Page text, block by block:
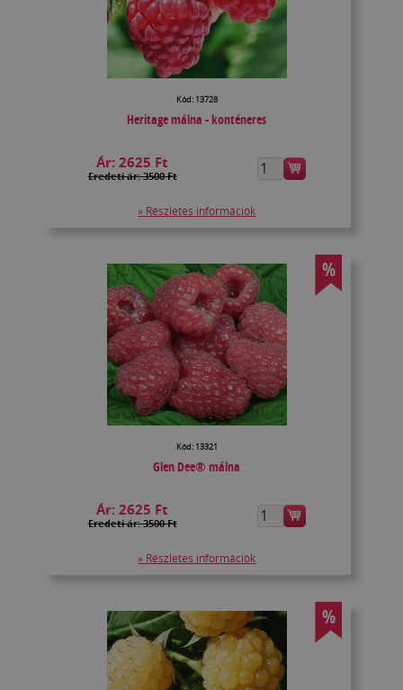
Kód: 13728
Heritage málna - konténeres
Ár:2625 Ft
Eredeti ár: 3500 Ft
» Részletes információk
%
Kód: 13321
Glen Dee® málna
Ár:2625 Ft
Eredeti ár: 3500 Ft
» Részletes információk
%